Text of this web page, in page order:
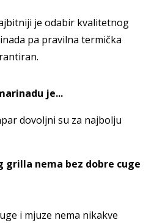
je odabir kvalitetnog
pa pravilna termička
je...
dovoljni su za najbolju
grilla nema bez dobre cuge
i mjuze nema nikakve